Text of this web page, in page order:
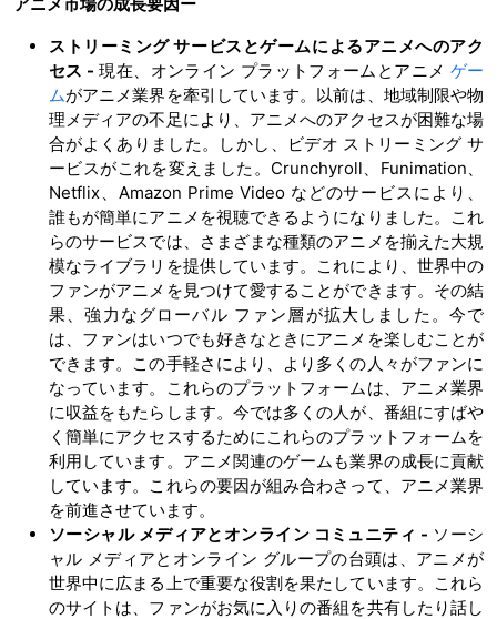
ストリーミング サービスとゲームによるアニメへのアク
セス - 現在、オンライン プラットフォームとアニメ ゲー
ムがアニメ業界を牽引しています。以前は、地域制限や物
理メディアの不足により、アニメへのアクセスが困難な場
合がよくありました。しかし、ビデオ ストリーミング サ
ービスがこれを変えました。Crunchyroll、Funimation、
Netflix、Amazon Prime Video などのサービスにより、
誰もが簡単にアニメを視聴できるようになりました。これ
らのサービスでは、さまざまな種類のアニメを揃えた大規
模なライブラリを提供しています。これにより、世界中の
ファンがアニメを見つけて愛することができます。その結
果、強力なグローバル ファン層が拡大しました。今で
は、ファンはいつでも好きなときにアニメを楽しむことが
できます。この手軽さにより、より多くの人々がファンに
なっています。これらのプラットフォームは、アニメ業界
に収益をもたらします。今では多くの人が、番組にすばや
く簡単にアクセスするためにこれらのプラットフォームを
利用しています。アニメ関連のゲームも業界の成長に貢献
しています。これらの要因が組み合わさって、アニメ業界
を前進させています。
ソーシャル メディアとオンライン コミュニティ - ソーシ
ャル メディアとオンライン グループの台頭は、アニメが
世界中に広まる上で重要な役割を果たしています。これら
のサイトは、ファンがお気に入りの番組を共有したり話し